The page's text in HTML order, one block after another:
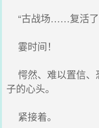
“古战场……复活了
霎时间！
愕然、难以置信、
子的心头。
紧接着。